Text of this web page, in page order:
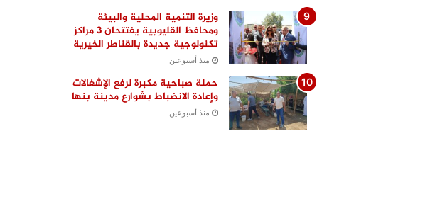
وزيرة التنمية المحلية والبيئة
ومحافظ القليوبية يفتتحان 3 مراكز
تكنولوجية جديدة بالقناطر الخيرية
منذ أسبوعين
حملة صباحية مكبرة لرفع الإشغالات
وإعادة الانضباط بشوارع مدينة بنها
منذ أسبوعين